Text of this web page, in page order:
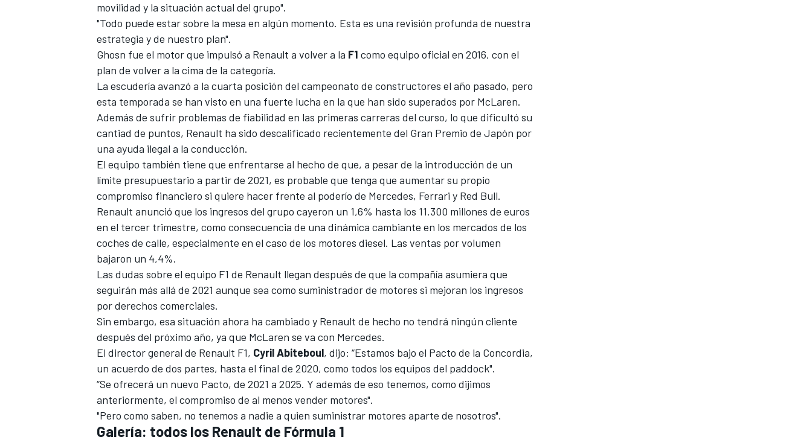
MÁS CATEGORÍAS
movilidad y la situación actual del grupo".
"Todo puede estar sobre la mesa en algún momento. Esta es una revisión profunda de nuestra
estrategia y de nuestro plan".
Ghosn fue el motor que impulsó a Renault a volver a la F1 como equipo oficial en 2016, con el
plan de volver a la cima de la categoría.
La escudería avanzó a la cuarta posición del campeonato de constructores el año pasado, pero
esta temporada se han visto en una fuerte lucha en la que han sido superados por McLaren.
Además de sufrir problemas de fiabilidad en las primeras carreras del curso, lo que dificultó su
cantiad de puntos, Renault ha sido descalificado recientemente del Gran Premio de Japón por
una ayuda ilegal a la conducción.
El equipo también tiene que enfrentarse al hecho de que, a pesar de la introducción de un
límite presupuestario a partir de 2021, es probable que tenga que aumentar su propio
compromiso financiero si quiere hacer frente al poderío de Mercedes, Ferrari y Red Bull.
Renault anunció que los ingresos del grupo cayeron un 1,6% hasta los 11.300 millones de euros
en el tercer trimestre, como consecuencia de una dinámica cambiante en los mercados de los
coches de calle, especialmente en el caso de los motores diesel. Las ventas por volumen
bajaron un 4,4%.
Las dudas sobre el equipo F1 de Renault llegan después de que la compañía asumiera que
seguirán más allá de 2021 aunque sea como suministrador de motores si mejoran los ingresos
por derechos comerciales.
Sin embargo, esa situación ahora ha cambiado y Renault de hecho no tendrá ningún cliente
después del próximo año, ya que McLaren se va con Mercedes.
El director general de Renault F1, Cyril Abiteboul, dijo: “Estamos bajo el Pacto de la Concordia,
un acuerdo de dos partes, hasta el final de 2020, como todos los equipos del paddock".
“Se ofrecerá un nuevo Pacto, de 2021 a 2025. Y además de eso tenemos, como dijimos
anteriormente, el compromiso de al menos vender motores".
"Pero como saben, no tenemos a nadie a quien suministrar motores aparte de nosotros".
Galería: todos los Renault de Fórmula 1